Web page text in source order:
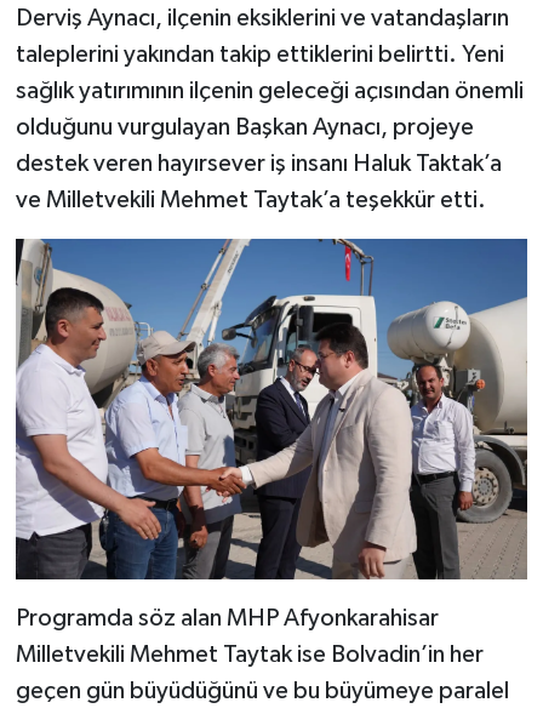
Derviş Aynacı, ilçenin eksiklerini ve vatandaşların
taleplerini yakından takip ettiklerini belirtti. Yeni
sağlık yatırımının ilçenin geleceği açısından önemli
olduğunu vurgulayan Başkan Aynacı, projeye
destek veren hayırsever iş insanı Haluk Taktak’a
ve Milletvekili Mehmet Taytak’a teşekkür etti.
Programda söz alan MHP Afyonkarahisar
Milletvekili Mehmet Taytak ise Bolvadin’in her
geçen gün büyüdüğünü ve bu büyümeye paralel